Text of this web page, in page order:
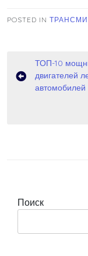
POSTED IN
Навигация
по
ТОП-10
двигателей
автомобилей
Поиск